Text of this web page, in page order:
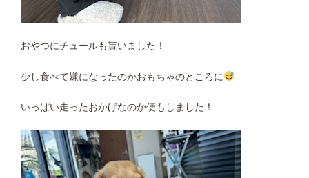
おやつにチュールも貰いました！
少し食べて嫌になったのかおもちゃのところに
いっぱい走ったおかげなのか便もしました！